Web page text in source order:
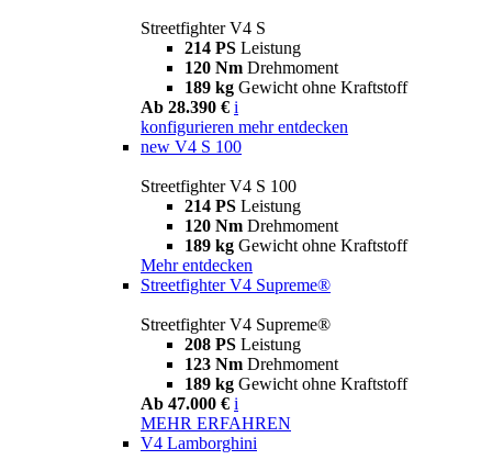
Streetfighter V4 S
214 PS Leistung
120 Nm Drehmoment
189 kg Gewicht ohne Kraftstoff
Ab 28.390 € i
konfigurieren mehr entdecken
new V4 S 100
Streetfighter V4 S 100
214 PS Leistung
120 Nm Drehmoment
189 kg Gewicht ohne Kraftstoff
Mehr entdecken
Streetfighter V4 Supreme®
Streetfighter V4 Supreme®
208 PS Leistung
123 Nm Drehmoment
189 kg Gewicht ohne Kraftstoff
Ab 47.000 € i
MEHR ERFAHREN
V4 Lamborghini